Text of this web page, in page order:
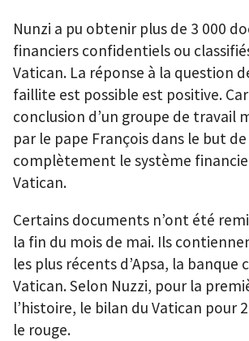
Nunzi a pu obtenir plus de 3 000
financiers confidentiels ou
Vatican. La réponse à la question
faillite est possible est positive. Car
conclusion d’un groupe de travail
par le pape François dans le but
complètement le système
Vatican.
Certains documents n’ont été
la fin du mois de mai. Ils
les plus récents d’Apsa, la banque
Vatican. Selon Nuzzi, pour la
l’histoire, le bilan du Vatican pour
le rouge.